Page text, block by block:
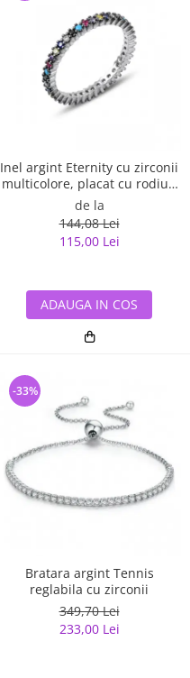
Inel argint Eternity cu zirconii
multicolore, placat cu rodiu -
ITU0229
de la
144,08 Lei
115,00 Lei
ADAUGA IN COS
Bratara argint Tennis
reglabila cu zirconii
349,70 Lei
233,00 Lei
-33%